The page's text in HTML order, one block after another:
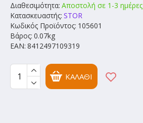
Διαθεσιμότητα: Αποστολή σε 1-3 ημέρες
Κατασκευαστής: STOR
Κωδικός Προϊόντος: 105601
Βάρος: 0.07kg
EAN: 8412497109319
ΚΑΛΆΘΙ